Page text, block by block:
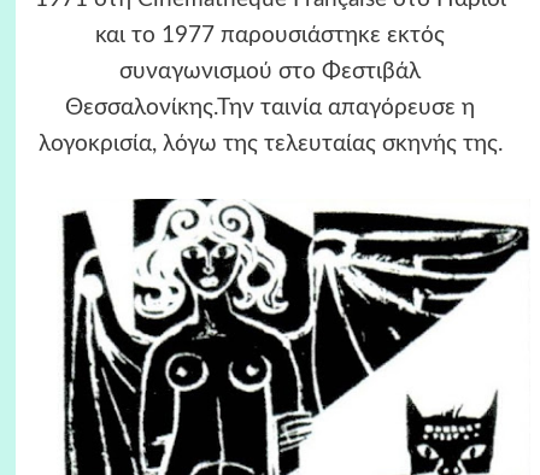
και το 1977 παρουσιάστηκε εκτός
συναγωνισμού στο Φεστιβάλ
Θεσσαλονίκης.Την ταινία απαγόρευσε η
λογοκρισία, λόγω της τελευταίας σκηνής της.